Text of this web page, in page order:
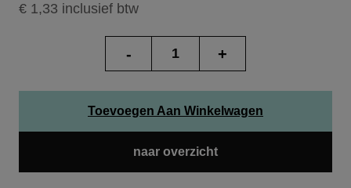
€ 1,33 inclusief btw
- +
Toevoegen Aan Winkelwagen
naar overzicht